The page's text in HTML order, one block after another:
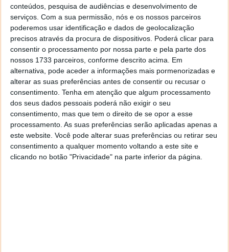
conteúdos, pesquisa de audiências e desenvolvimento de
serviços. Com a sua permissão, nós e os nossos parceiros
poderemos usar identificação e dados de geolocalização
precisos através da procura de dispositivos. Poderá clicar para
consentir o processamento por nossa parte e pela parte dos
nossos 1733 parceiros, conforme descrito acima. Em
alternativa, pode aceder a informações mais pormenorizadas e
alterar as suas preferências antes de consentir ou recusar o
consentimento. Tenha em atenção que algum processamento
dos seus dados pessoais poderá não exigir o seu
consentimento, mas que tem o direito de se opor a esse
processamento. As suas preferências serão aplicadas apenas a
este website. Você pode alterar suas preferências ou retirar seu
consentimento a qualquer momento voltando a este site e
clicando no botão "Privacidade" na parte inferior da página.